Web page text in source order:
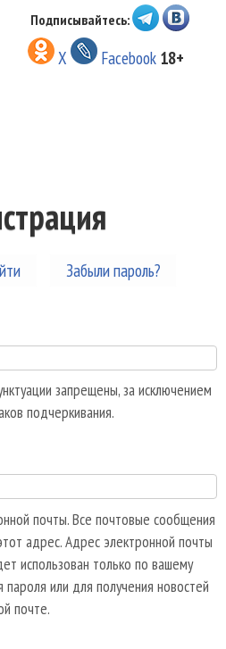
к основному
Подписывайтесь:
X Facebook 18+
Забыли пароль?
запрещены, за исключением
подчеркивания.
почты. Все почтовые сообщения
адрес. Адрес электронной почты
использован только по вашему
или для получения новостей
почте.